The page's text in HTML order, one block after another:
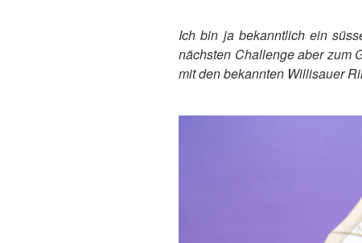
Ich bin ja bekanntlich ein
nächsten Challenge aber zum
mit den bekannten Willisauer